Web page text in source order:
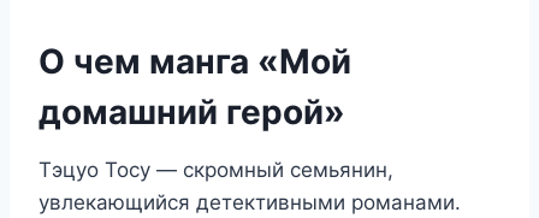
О чем манга «Мой
домашний герой»
Тэцуо Тосу — скромный семьянин,
увлекающийся детективными романами.